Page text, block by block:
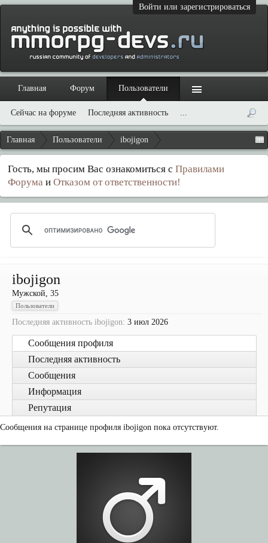
Войти или зарегистрироваться
Главная Пользователи ibojigon
Гость, мы просим Вас ознакомиться с Правилами
Форума и Отказом от ответственности!
ibojigon
Мужской, 35
Пользователи
Последняя активность ibojigon: 3 июл 2026
Сообщения профиля
Последняя активность
Сообщения
Информация
Репутация
Сообщения на странице профиля ibojigon пока отсутствуют.
Главная Форум Пользователи
Сейчас на форуме Последняя активность ...